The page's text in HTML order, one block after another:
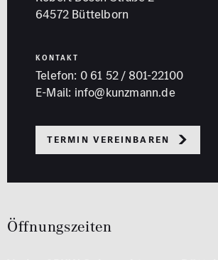
64572 Büttelborn
KONTAKT
Telefon: 0 61 52 / 801-22100
E-Mail: info@kunzmann.de
Termin vereinbaren
Öffnungszeiten